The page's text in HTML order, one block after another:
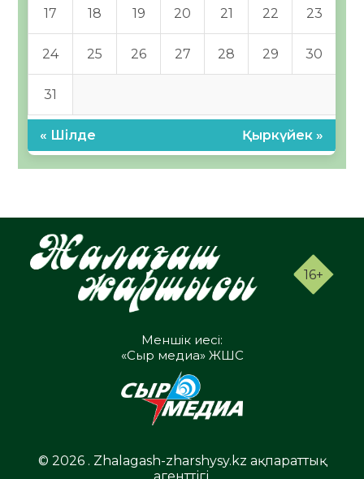
17 18 19 20 21 22 23
24 25 26 27 28 29 30
31
« Шілде Қыркүйек »
16+
Меншік иесі:
«Сыр медиа» ЖШС
© 2026 . Zhalagash-zharshysy.kz ақпараттық
агенттігі.